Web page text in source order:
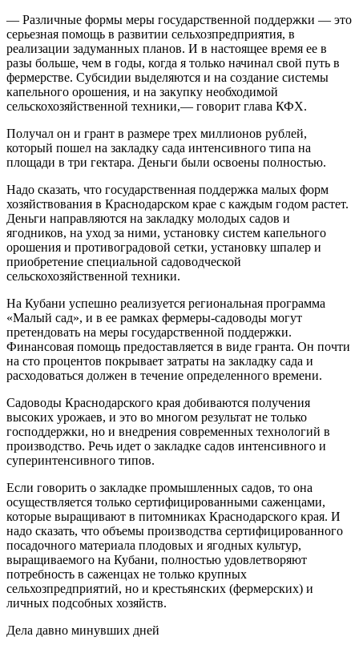
— Различные формы меры государственной поддержки — это
серьезная помощь в развитии сельхозпредприятия, в
реализации задуманных планов. И в настоящее время ее в
разы больше, чем в годы, когда я только начинал свой путь в
фермерстве. Субсидии выделяются и на создание системы
капельного орошения, и на закупку необходимой
сельскохозяйственной техники,— говорит глава КФХ.
Получал он и грант в размере трех миллионов рублей,
который пошел на закладку сада интенсивного типа на
площади в три гектара. Деньги были освоены полностью.
Надо сказать, что государственная поддержка малых форм
хозяйствования в Краснодарском крае с каждым годом растет.
Деньги направляются на закладку молодых садов и
ягодников, на уход за ними, установку систем капельного
орошения и противоградовой сетки, установку шпалер и
приобретение специальной садоводческой
сельскохозяйственной техники.
На Кубани успешно реализуется региональная программа
«Малый сад», и в ее рамках фермеры-садоводы могут
претендовать на меры государственной поддержки.
Финансовая помощь предоставляется в виде гранта. Он почти
на сто процентов покрывает затраты на закладку сада и
расходоваться должен в течение определенного времени.
Садоводы Краснодарского края добиваются получения
высоких урожаев, и это во многом результат не только
господдержки, но и внедрения современных технологий в
производство. Речь идет о закладке садов интенсивного и
суперинтенсивного типов.
Если говорить о закладке промышленных садов, то она
осуществляется только сертифицированными саженцами,
которые выращивают в питомниках Краснодарского края. И
надо сказать, что объемы производства сертифицированного
посадочного материала плодовых и ягодных культур,
выращиваемого на Кубани, полностью удовлетворяют
потребность в саженцах не только крупных
сельхозпредприятий, но и крестьянских (фермерских) и
личных подсобных хозяйств.
Дела давно минувших дней